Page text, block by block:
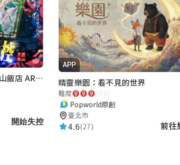
特地來玩 在家自己玩就好 很簡單🫠 注意一下那
圓山月夜-羊群的失控｜圓山飯店 ARG實境解謎遊戲
開始失控
APP
精靈樂園：看不見的世界
難度
Popworld原創
臺北市
4.6(27) 前往